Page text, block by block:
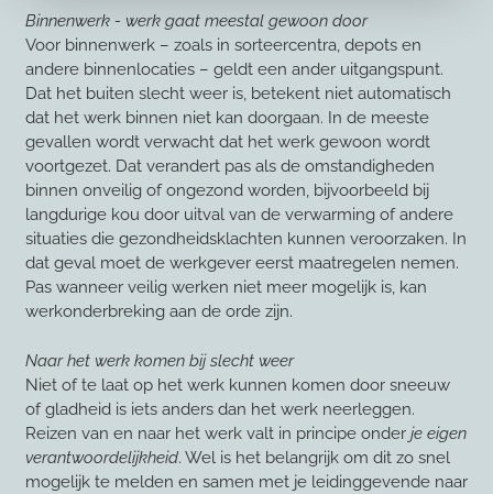
Binnenwerk - werk gaat meestal gewoon door
Voor binnenwerk – zoals in sorteercentra, depots en
andere binnenlocaties – geldt een ander uitgangspunt.
Dat het buiten slecht weer is, betekent niet automatisch
dat het werk binnen niet kan doorgaan. In de meeste
gevallen wordt verwacht dat het werk gewoon wordt
voortgezet. Dat verandert pas als de omstandigheden
binnen onveilig of ongezond worden, bijvoorbeeld bij
langdurige kou door uitval van de verwarming of andere
situaties die gezondheidsklachten kunnen veroorzaken. In
dat geval moet de werkgever eerst maatregelen nemen.
Pas wanneer veilig werken niet meer mogelijk is, kan
werkonderbreking aan de orde zijn.
Naar het werk komen bij slecht weer
Niet of te laat op het werk kunnen komen door sneeuw
of gladheid is iets anders dan het werk neerleggen.
Reizen van en naar het werk valt in principe onder je eigen
verantwoordelijkheid. Wel is het belangrijk om dit zo snel
mogelijk te melden en samen met je leidinggevende naar